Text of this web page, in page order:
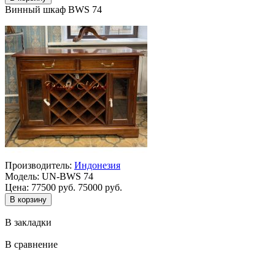
Винный шкаф BWS 74
Производитель: Индонезия
Модель: UN-BWS 74
Цена: 77500 руб. 75000 руб.
В закладки
В сравнение